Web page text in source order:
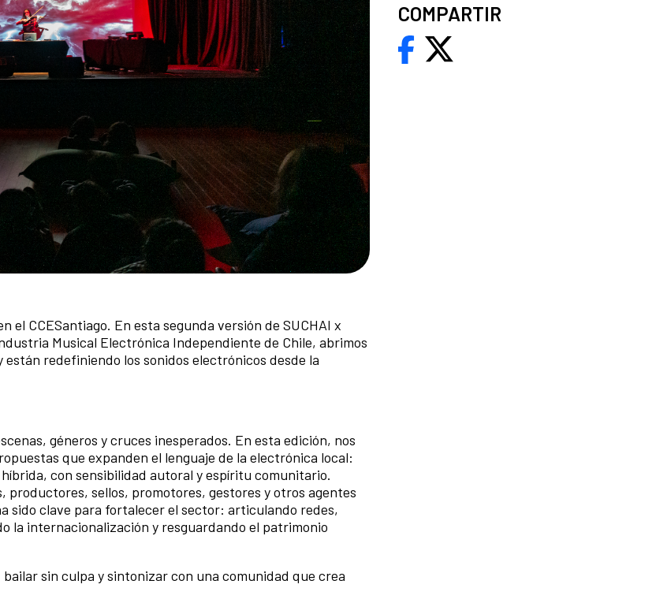
CCESantiago. En esta segunda versión de SUCHAI x
Musical Electrónica Independiente de Chile, abrimos
redefiniendo los sonidos electrónicos desde la
géneros y cruces inesperados. En esta edición, nos
que expanden el lenguaje de la electrónica local:
con sensibilidad autoral y espíritu comunitario.
productores, sellos, promotores, gestores y otros agentes
sido clave para fortalecer el sector: articulando redes,
la internacionalización y resguardando el patrimonio
sin culpa y sintonizar con una comunidad que crea
COMPARTIR